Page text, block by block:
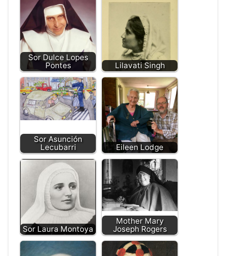
Sor Dulce Lopes
Pontes
Lilavati Singh
Sor Asunción
Lecubarri
Eileen Lodge
Sor Laura Montoya
Mother Mary
Joseph Rogers